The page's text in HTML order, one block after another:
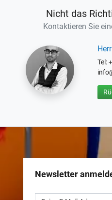
Nicht das
Kontaktieren Sie
Tel:
Newsletter